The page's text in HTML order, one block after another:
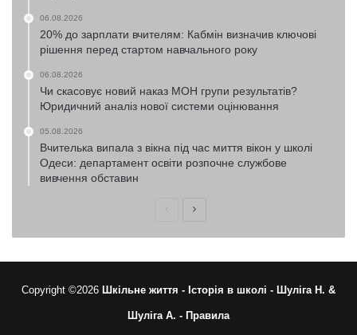
06.08.2026
20% до зарплати вчителям: Кабмін визначив ключові
рішення перед стартом навчального року
06.08.2026
Чи скасовує новий наказ МОН групи результатів?
Юридичний аналіз нової системи оцінювання
05.08.2026
Вчителька випала з вікна під час миття вікон у школі
Одеси: департамент освіти розпочне службове
вивчення обставин
ПопередняНаступна
Copyright ©2026 Шкільне життя - Історія в школі - Шуліга Н. &
Шуліга А. - Правила